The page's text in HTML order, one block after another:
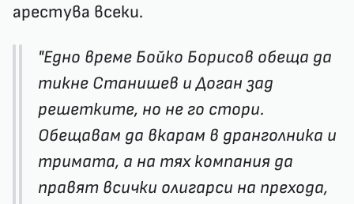
арестува всеки.
"Едно време Бойко Борисов обеща да
тикне Станишев и Доган зад
решетките, но не го стори.
Обещавам да вкарам в дранголника и
тримата, а на тях компания да
правят всички олигарси на прехода,